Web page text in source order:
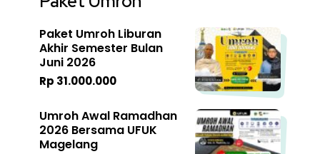
Paket Umroh Liburan
Akhir Semester Bulan
Juni 2026
Rp 31.000.000
Umroh Awal Ramadhan
2026 Bersama UFUK
Magelang